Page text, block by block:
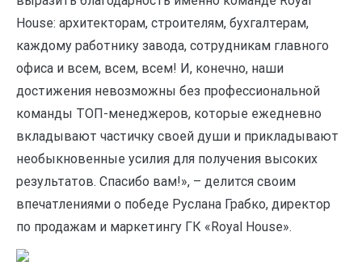
House: архитекторам, строителям, бухгалтерам,
каждому работнику завода, сотрудникам главного
офиса и всем, всем, всем! И, конечно, наши
достижения невозможны без профессиональной
команды ТОП-менеджеров, которые ежедневно
вкладывают частичку своей души и прикладывают
необыкновенные усилия для получения высоких
результатов. Спасибо вам!», – делится своим
впечатлениями о победе Руслана Грабко, директор
по продажам и маркетингу ГК «Royal House».